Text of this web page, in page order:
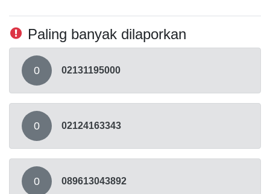
Paling banyak dilaporkan
0 02131195000
0 02124163343
0 089613043892